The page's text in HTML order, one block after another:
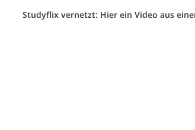
Studyflix vernetzt: Hier ein Video aus